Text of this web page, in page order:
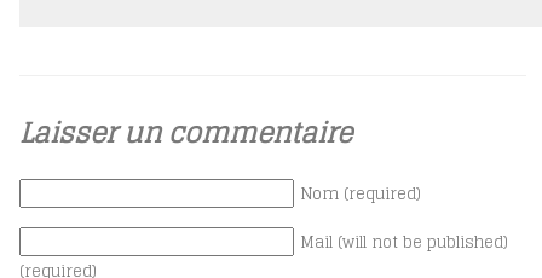
Laisser un commentaire
Nom (required)
Mail (will not be published)
(required)